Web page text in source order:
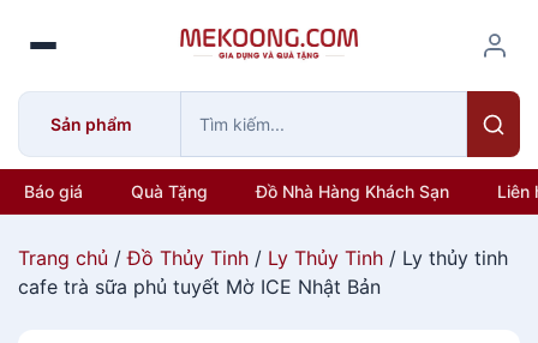
o
Sản phẩm
Báo giá Quà Tặng Đồ Nhà Hàng Khách Sạn Liên
Trang chủ /Đồ Thủy Tinh / Ly Thủy Tinh / Ly thủy tinh
cafe trà sữa phủ tuyết Mờ ICE Nhật Bản